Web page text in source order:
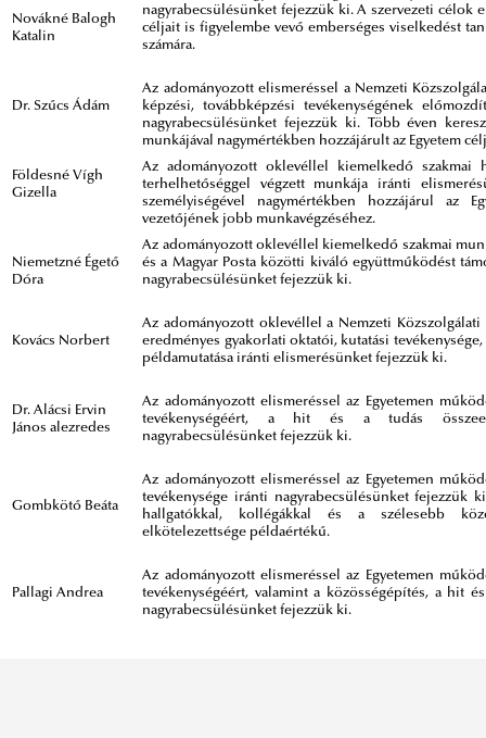
Novákné Balogh
Katalin
nagyrabecsülésünket fejezzük ki. A szervezeti célok
céljait is figyelembe vevő emberséges viselkedést
számára.
Dr. Szűcs Ádám
Az adományozott elismeréssel a Nemzeti
képzési, továbbképzési tevékenységének
nagyrabecsülésünket fejezzük ki. Több éven
munkájával nagymértékben hozzájárult az Egyetem
Földesné Vígh
Gizella
Az adományozott oklevéllel kiemelkedő szakmai
terhelhetőséggel végzett munkája iránti
személyiségével nagymértékben hozzájárul az
vezetőjének jobb munkavégzéséhez.
Niemetzné Égető
Dóra
Az adományozott oklevéllel kiemelkedő szakmai
és a Magyar Posta közötti kiváló együttműködést
nagyrabecsülésünket fejezzük ki.
Kovács Norbert
Az adományozott oklevéllel a Nemzeti
eredményes gyakorlati oktatói, kutatási
példamutatása iránti elismerésünket fejezzük ki.
Dr. Alácsi Ervin
János alezredes
Az adományozott elismeréssel az Egyetemen
tevékenységéért, a hit és a tudás
nagyrabecsülésünket fejezzük ki.
Gombkötő Beáta
Az adományozott elismeréssel az Egyetemen
tevékenysége iránti nagyrabecsülésünket fejezzük
hallgatókkal, kollégákkal és a szélesebb
elkötelezettsége példaértékű.
Pallagi Andrea
Az adományozott elismeréssel az Egyetemen
tevékenységéért, valamint a közösségépítés, a hit
nagyrabecsülésünket fejezzük ki.